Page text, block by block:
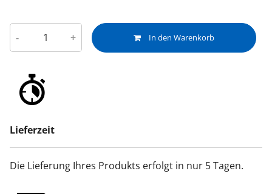
- + In den Warenkorb
Lieferzeit
Die Lieferung Ihres Produkts erfolgt in nur 5 Tagen.